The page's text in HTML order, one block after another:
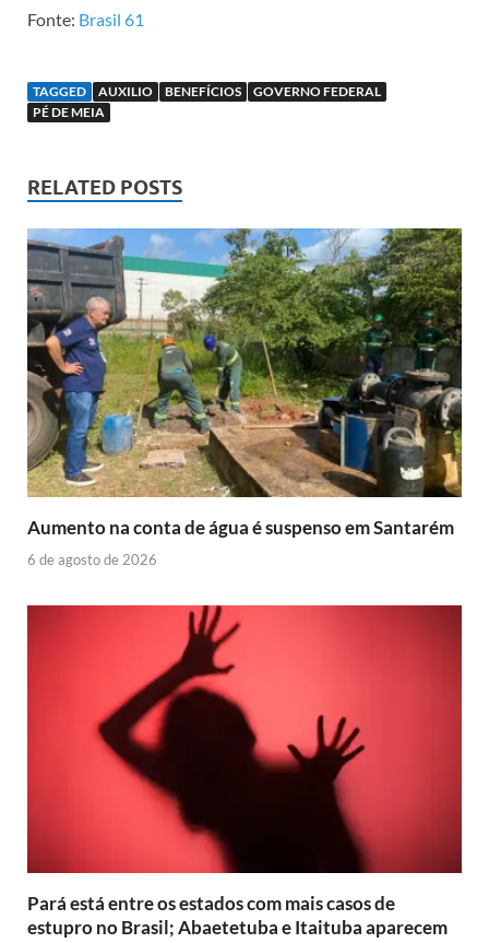
Fonte: Brasil 61
TAGGED AUXILIO BENEFÍCIOS
GOVERNO FEDERAL
PÉ DE MEIA
RELATED POSTS
Aumento na conta de água é suspenso em Santarém
6 de agosto de 2026
Pará está entre os estados com mais casos de
estupro no Brasil; Abaetetuba e Itaituba aparecem